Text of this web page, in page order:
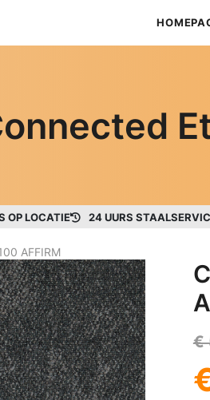
OP LOCATIE 24 UURS
AFFIRM
€